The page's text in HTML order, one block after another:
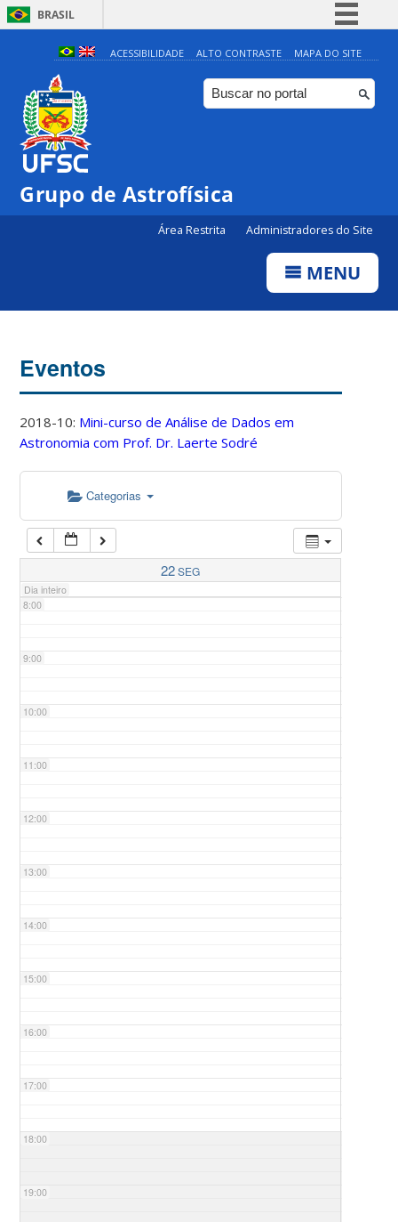
BRASIL
Simplifique!
Comunica BR
Participe
ACESSIBILIDADE ALTO CONTRASTE MAPA DO SITE
Grupo de Astrofísica
Área Restrita Administradores do Site
MENU
Eventos
2018-10: Mini-curso de Análise de Dados em
Astronomia com Prof. Dr. Laerte Sodré
Categorias
22SEG
Dia inteiro
4:00
5:00
7:00
8:00
9:00
10:00
11:00
12:00
13:00
14:00
15:00
16:00
17:00
18:00
19:00